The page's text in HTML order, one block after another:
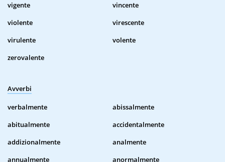
vigente
vincente
violente
virescente
virulente
volente
zerovalente
Avverbi
verbalmente
abissalmente
abitualmente
accidentalmente
addizionalmente
analmente
annualmente
anormalmente